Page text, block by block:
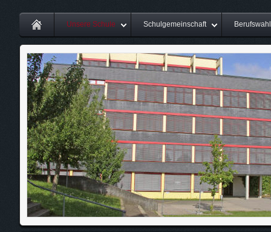
Unsere Schule Schulgemeinschaft Berufswahl